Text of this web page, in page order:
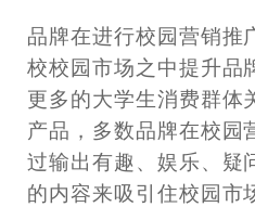
品牌在进行校园营销推
校校园市场之中提升品
更多的大学生消费群体
产品，多数品牌在校园
过输出有趣、娱乐、疑
的内容来吸引住校园市